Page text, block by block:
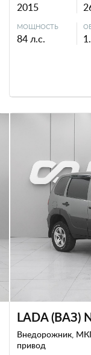
2015
МОЩНОСТЬ
84 л.с.
LADA (ВАЗ)
Внедорожник,
привод